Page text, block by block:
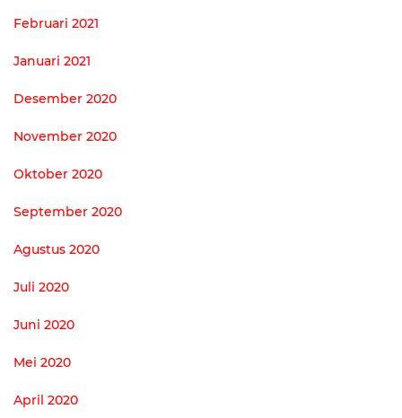
Februari 2021
Januari 2021
Desember 2020
November 2020
Oktober 2020
September 2020
Agustus 2020
Juli 2020
Juni 2020
Mei 2020
April 2020